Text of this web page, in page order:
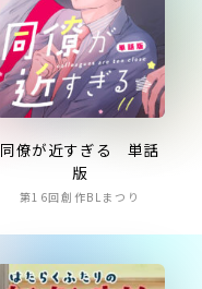
同僚が近すぎる 単話
版
第16回創作BLまつり